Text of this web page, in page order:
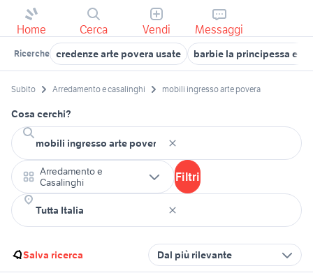
Home Cerca Vendi Messaggi
Ricerche credenze arte povera usate barbie la principessa e la
Subito Arredamento e casalinghi mobili ingresso arte povera
Cosa cerchi?
Arredamento e
Casalinghi
Filtri
Salva ricerca Dal più rilevante